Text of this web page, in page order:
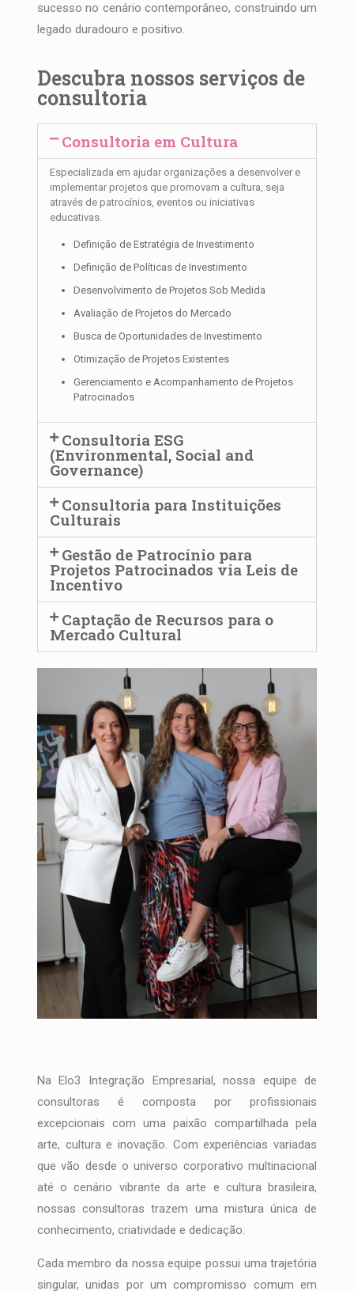
sucesso no cenário contemporâneo, construindo um
legado duradouro e positivo.
Descubra nossos serviços de
consultoria
Consultoria em Cultura
Especializada em ajudar organizações a desenvolver e
implementar projetos que promovam a cultura, seja
através de patrocínios, eventos ou iniciativas
educativas.
Definição de Estratégia de Investimento
Definição de Políticas de Investimento
Desenvolvimento de Projetos Sob Medida
Avaliação de Projetos do Mercado
Busca de Oportunidades de Investimento
Otimização de Projetos Existentes
Gerenciamento e Acompanhamento de Projetos
Patrocinados
Consultoria ESG
(Environmental, Social and
Governance)
Consultoria para Instituições
Culturais
Gestão de Patrocínio para
Projetos Patrocinados via Leis de
Incentivo
Captação de Recursos para o
Mercado Cultural
Na Elo3 Integração Empresarial, nossa equipe de
consultoras é composta por profissionais
excepcionais com uma paixão compartilhada pela
arte, cultura e inovação. Com experiências variadas
que vão desde o universo corporativo multinacional
até o cenário vibrante da arte e cultura brasileira,
nossas consultoras trazem uma mistura única de
conhecimento, criatividade e dedicação.
Cada membro da nossa equipe possui uma trajetória
singular, unidas por um compromisso comum em